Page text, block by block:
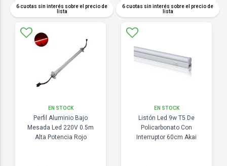
6 cuotas sin interés sobre el precio de
lista
COMPARAR
6 cuotas sin interés sobre el precio de
lista
COMPARAR
EN STOCK
Perfil Aluminio Bajo
Mesada Led 220V 0.5m
Alta Potencia Rojo
EN STOCK
Listón Led 9w T5 De
Policarbonato Con
Interruptor 60cm Akai